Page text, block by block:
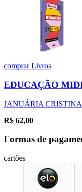
comprarLivros
EDUCAÇÃO
JANUÁRIA
R$ 62,00
Formas de
cartões